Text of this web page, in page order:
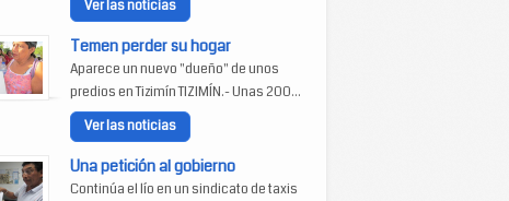
Ver las noticias
Temen perder su hogar
Aparece un nuevo "dueño" de unos
predios en Tizimín TIZIMÍN.- Unas 200...
Ver las noticias
Una petición al gobierno
Continúa el lío en un sindicato de taxis